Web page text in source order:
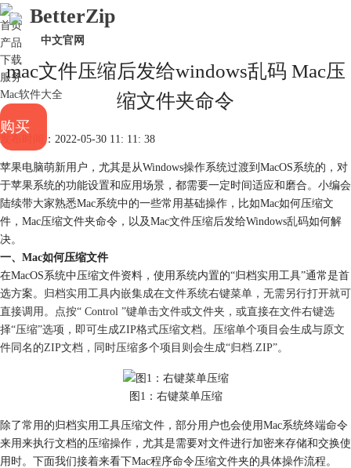
BetterZip
中文官网
首页
产品
下载
服务
Mac软件大全
购买
mac文件压缩后发给windows乱码 Mac压
缩文件夹命令
发布时间：2022-05-30 11: 11: 38
苹果电脑萌新用户，尤其是从Windows操作系统过渡到MacOS系统的，对
于苹果系统的功能设置和应用场景，都需要一定时间适应和磨合。小编会
陆续带大家熟悉Mac系统中的一些常用基础操作，比如Mac如何压缩文
件，Mac压缩文件夹命令，以及Mac文件压缩后发给Windows乱码如何解
决。
一、Mac如何压缩文件
在MacOS系统中压缩文件资料，使用系统内置的“归档实用工具”通常是首
选方案。 归档实用工具内嵌集成在文件系统右键菜单，无需另行打开就可
直接调用。点按“ Control ”键单击文件或文件夹，或直接在文件右键选
择“压缩”选项，即可生成ZIP格式压缩文档。压缩单个项目会生成与原文
件同名的ZIP文档，同时压缩多个项目则会生成“归档.ZIP”。
图1：右键菜单压缩
除了常用的归档实用工具压缩文件，部分用户也会使用Mac系统终端命令
来用来执行文档的压缩操作，尤其是需要对文件进行加密来存储和交换使
用时。下面我们接着来看下Mac程序命令压缩文件夹的具体操作流程。